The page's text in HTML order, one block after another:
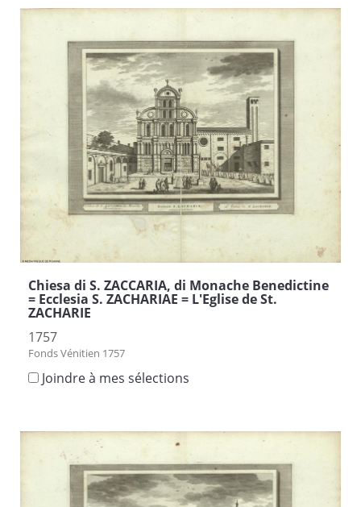
Chiesa di S. ZACCARIA, di Monache Benedictine
= Ecclesia S. ZACHARIAE = L'Eglise de St.
ZACHARIE
1757
Fonds Vénitien 1757
Joindre à mes sélections